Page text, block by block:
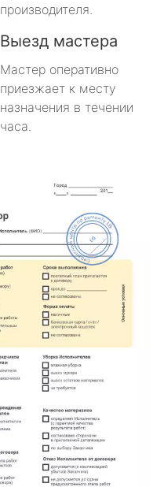
производителя.
Выезд мастера
Мастер оперативно
приезжает к месту
назначения в течении
часа.